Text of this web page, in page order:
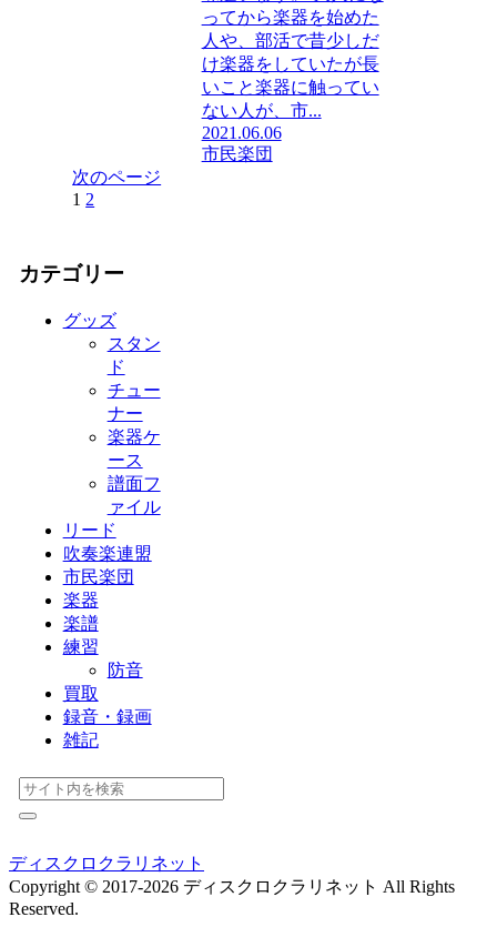
ってから楽器を始めた
人や、部活で昔少しだ
け楽器をしていたが長
いこと楽器に触ってい
ない人が、市...
2021.06.06
市民楽団
次のページ
1 2
カテゴリー
グッズ
スタン
ド
チュー
ナー
楽器ケ
ース
譜面フ
ァイル
リード
吹奏楽連盟
市民楽団
楽器
楽譜
練習
防音
買取
録音・録画
雑記
ディスクロクラリネット
Copyright © 2017-2026 ディスクロクラリネット All Rights
Reserved.